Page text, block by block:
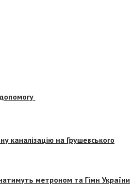
каналізацію на Грушевського
метроном та Гімн України